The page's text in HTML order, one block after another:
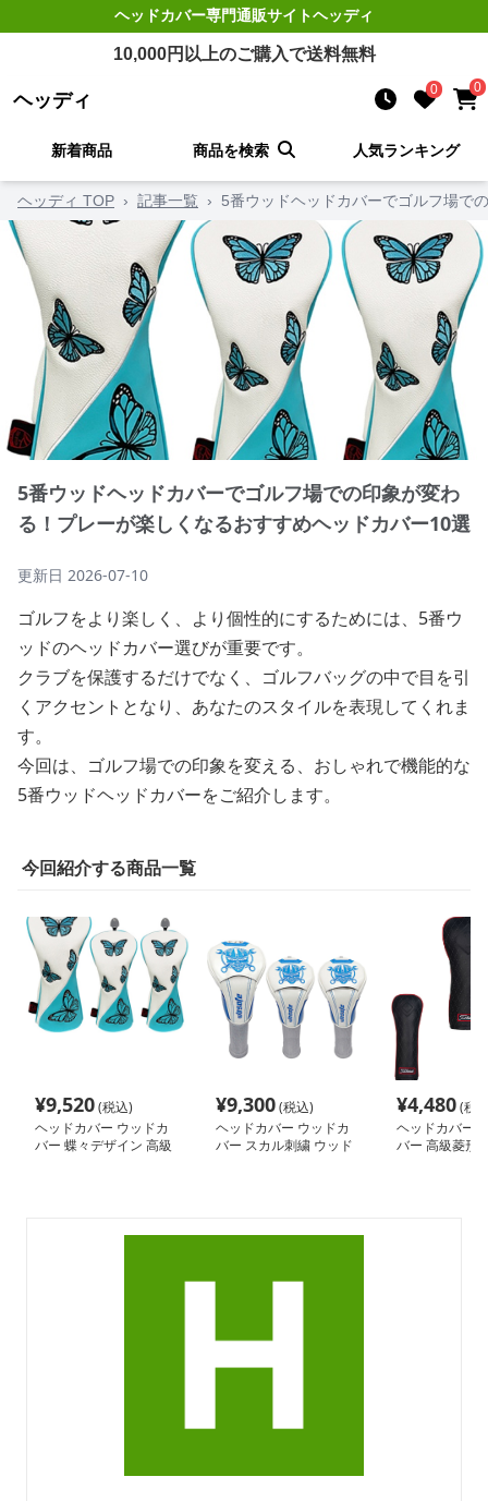
ヘッドカバー専門通販サイトヘッディ
10,000円以上のご購入で送料無料
ヘッディ 0 0
新着商品 商品を検索 人気ランキング
ヘッディ TOP › 記事一覧 › 5番ウッドヘッドカバーでゴルフ場で
5番ウッドヘッドカバーでゴルフ場での印象が変わ
る！プレーが楽しくなるおすすめヘッドカバー10選
更新日 2026-07-10
ゴルフをより楽しく、より個性的にするためには、5番ウ
ッドのヘッドカバー選びが重要です。
クラブを保護するだけでなく、ゴルフバッグの中で目を引
くアクセントとなり、あなたのスタイルを表現してくれま
す。
今回は、ゴルフ場での印象を変える、おしゃれで機能的な
5番ウッドヘッドカバーをご紹介します。
今回紹介する商品一覧
¥9,520(税込)
ヘッドカバー ウッドカ
バー 蝶々デザイン 高級
¥9,300(税込)
ヘッドカバー ウッドカ
バー スカル刺繍 ウッド
¥4,480(税
ヘッドカバー
バー 高級菱形